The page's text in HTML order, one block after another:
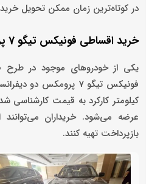
در کوتاه‌ترین زمان ممکن تحویل
خرید اقساطی فونیکس تیگو 7 پرو 1404 چقدر هزینه دارد؟
یکی از خودروهای موجود در طرح
عرضه می‌شود. خریداران
بازپرداخت تهیه کنند.